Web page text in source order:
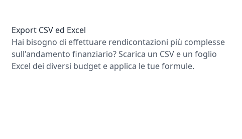
Export CSV ed Excel
Hai bisogno di effettuare rendicontazioni più complesse
sull'andamento finanziario? Scarica un CSV e un foglio
Excel dei diversi budget e applica le tue formule.